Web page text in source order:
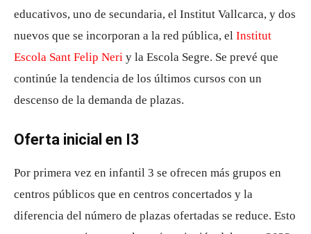
educativos, uno de secundaria, el Institut Vallcarca, y dos
nuevos que se incorporan a la red pública, el Institut
Escola Sant Felip Neri y la Escola Segre. Se prevé que
continúe la tendencia de los últimos cursos con un
descenso de la demanda de plazas.
Oferta inicial en I3
Por primera vez en infantil 3 se ofrecen más grupos en
centros públicos que en centros concertados y la
diferencia del número de plazas ofertadas se reduce. Esto